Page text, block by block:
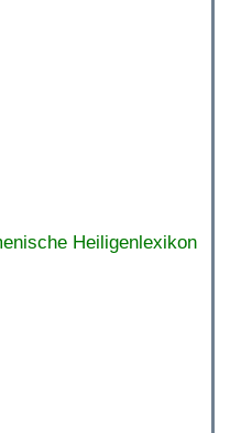
Heiligenlexikon